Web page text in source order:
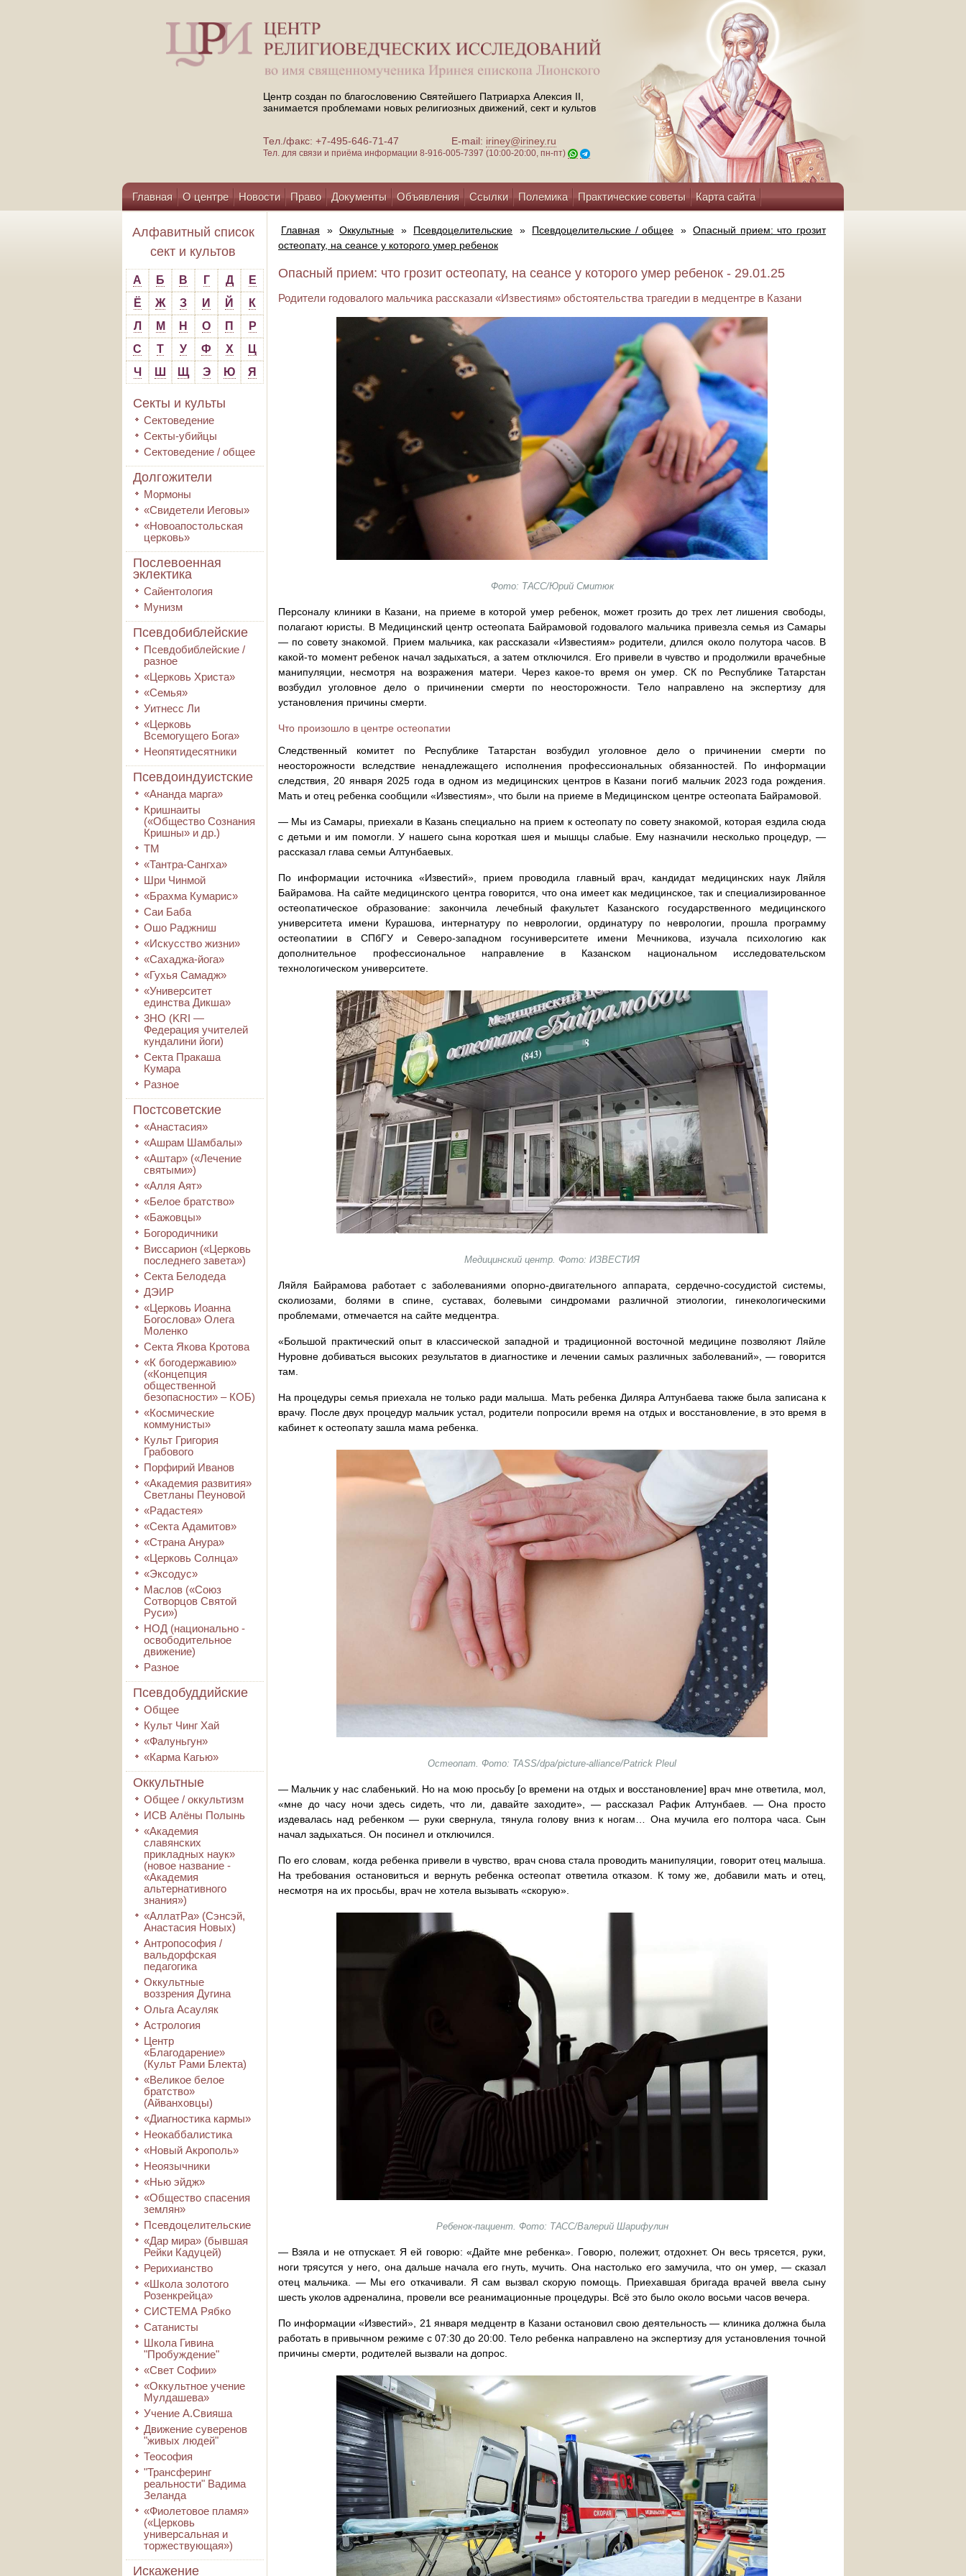
Центр создан по благословению Святейшего Патриарха Алексия II,
занимается проблемами новых религиозных движений, сект и культов
Тел./факс: +7-495-646-71-47 E-mail: iriney@iriney.ru
Тел. для связи и приёма информации 8-916-005-7397 (10:00-20:00, пн-пт)
Главная О центре Новости Право Документы Объявления Ссылки Полемика Практические советы Карта сайта
Помощь центру
Алфавитный список
сект и культов
А Б В Г Д
Е
Ё
Ж З И Й
К
Л
М Н О П
Р
С
Т У Ф Х
Ц
Ч
Ш Щ Э Ю Я
Секты и культы
Сектоведение
Секты-убийцы
Сектоведение / общее
Долгожители
Мормоны
«Свидетели Иеговы»
«Новоапостольская
церковь»
Послевоенная
эклектика
Сайентология
Мунизм
Псевдобиблейские
Псевдобиблейские /
разное
«Церковь Христа»
«Семья»
Уитнесс Ли
«Церковь
Всемогущего Бога»
Неопятидесятники
Псевдоиндуистские
«Ананда марга»
Кришнаиты
(«Общество Сознания
Кришны» и др.)
ТМ
«Тантра-Сангха»
Шри Чинмой
«Брахма Кумарис»
Саи Баба
Ошо Раджниш
«Искусство жизни»
«Сахаджа-йога»
«Гухья Самадж»
«Университет
единства Дикша»
3HO (KRI ―
Федерация учителей
кундалини йоги)
Секта Пракаша
Кумара
Разное
Постсоветские
«Анастасия»
«Ашрам Шамбалы»
«Аштар» («Лечение
святыми»)
«Алля Аят»
«Белое братство»
«Бажовцы»
Богородичники
Виссарион («Церковь
последнего завета»)
Секта Белодеда
ДЭИР
«Церковь Иоанна
Богослова» Олега
Моленко
Секта Якова Кротова
«К богодержавию»
(«Концепция
общественной
безопасности» – КОБ)
«Космические
коммунисты»
Культ Григория
Грабового
Порфирий Иванов
«Академия развития»
Светланы Пеуновой
«Радастея»
«Секта Адамитов»
«Страна Анура»
«Церковь Солнца»
«Эксодус»
Маслов («Союз
Сотворцов Святой
Руси»)
НОД (национально -
освободительное
движение)
Разное
Псевдобуддийские
Общее
Культ Чинг Хай
«Фалуньгун»
«Карма Кагью»
Оккультные
Общее / оккультизм
ИСВ Алёны Полынь
«Академия
славянских
прикладных наук»
(новое название -
«Академия
альтернативного
знания»)
«АллатРа» (Сэнсэй,
Анастасия Новых)
Антропософия /
вальдорфская
педагогика
Оккультные
воззрения Дугина
Ольга Асауляк
Астрология
Центр
«Благодарение»
(Культ Рами Блекта)
«Великое белое
братство»
(Айванховцы)
«Диагностика кармы»
Неокаббалистика
«Новый Акрополь»
Неоязычники
«Нью эйдж»
«Общество спасения
землян»
Псевдоцелительские
«Дар мира» (бывшая
Рейки Кадуцей)
Рерихианство
«Школа золотого
Розенкрейца»
СИСТЕМА Рябко
Сатанисты
Школа Гивина
"Пробуждение"
«Свет Софии»
«Оккультное учение
Мулдашева»
Учение А.Свияша
Движение суверенов
"живых людей"
Теософия
"Трансферинг
реальности" Вадима
Зеланда
«Фиолетовое пламя»
(«Церковь
универсальная и
торжествующая»)
Искажение
Главная » Оккультные » Псевдоцелительские » Псевдоцелительские / общее » Опасный прием: что грозит
остеопату, на сеансе у которого умер ребенок
Опасный прием: что грозит остеопату, на сеансе у которого умер ребенок - 29.01.25
Родители годовалого мальчика рассказали «Известиям» обстоятельства трагедии в медцентре в Казани
Фото: ТАСС/Юрий Смитюк
Персоналу клиники в Казани, на приеме в которой умер ребенок, может грозить до трех лет лишения свободы,
полагают юристы. В Медицинский центр остеопата Байрамовой годовалого мальчика привезла семья из Самары
— по совету знакомой. Прием мальчика, как рассказали «Известиям» родители, длился около полутора часов. В
какой-то момент ребенок начал задыхаться, а затем отключился. Его привели в чувство и продолжили врачебные
манипуляции, несмотря на возражения матери. Через какое-то время он умер. СК по Республике Татарстан
возбудил уголовное дело о причинении смерти по неосторожности. Тело направлено на экспертизу для
установления причины смерти.
Что произошло в центре остеопатии
Следственный комитет по Республике Татарстан возбудил уголовное дело о причинении смерти по
неосторожности вследствие ненадлежащего исполнения профессиональных обязанностей. По информации
следствия, 20 января 2025 года в одном из медицинских центров в Казани погиб мальчик 2023 года рождения.
Мать и отец ребенка сообщили «Известиям», что были на приеме в Медицинском центре остеопата Байрамовой.
— Мы из Самары, приехали в Казань специально на прием к остеопату по совету знакомой, которая ездила сюда
с детьми и им помогли. У нашего сына короткая шея и мышцы слабые. Ему назначили несколько процедур, —
рассказал глава семьи Алтунбаевых.
По информации источника «Известий», прием проводила главный врач, кандидат медицинских наук Ляйля
Байрамова. На сайте медицинского центра говорится, что она имеет как медицинское, так и специализированное
остеопатическое образование: закончила лечебный факультет Казанского государственного медицинского
университета имени Курашова, интернатуру по неврологии, ординатуру по неврологии, прошла программу
остеопатиии в СПбГУ и Северо-западном госуниверситете имени Мечникова, изучала психологию как
дополнительное профессиональное направление в Казанском национальном исследовательском
технологическом университете.
Медицинский центр. Фото: ИЗВЕСТИЯ
Ляйля Байрамова работает с заболеваниями опорно-двигательного аппарата, сердечно-сосудистой системы,
сколиозами, болями в спине, суставах, болевыми синдромами различной этиологии, гинекологическими
проблемами, отмечается на сайте медцентра.
«Большой практический опыт в классической западной и традиционной восточной медицине позволяют Ляйле
Нуровне добиваться высоких результатов в диагностике и лечении самых различных заболеваний», — говорится
там.
На процедуры семья приехала не только ради малыша. Мать ребенка Диляра Алтунбаева также была записана к
врачу. После двух процедур мальчик устал, родители попросили время на отдых и восстановление, в это время в
кабинет к остеопату зашла мама ребенка.
Остеопат. Фото: TASS/dpa/picture-alliance/Patrick Pleul
— Мальчик у нас слабенький. Но на мою просьбу [о времени на отдых и восстановление] врач мне ответила, мол,
«мне до часу ночи здесь сидеть, что ли, давайте заходите», — рассказал Рафик Алтунбаев. — Она просто
издевалась над ребенком — руки свернула, тянула голову вниз к ногам… Она мучила его полтора часа. Сын
начал задыхаться. Он посинел и отключился.
По его словам, когда ребенка привели в чувство, врач снова стала проводить манипуляции, говорит отец малыша.
На требования остановиться и вернуть ребенка остеопат ответила отказом. К тому же, добавили мать и отец,
несмотря на их просьбы, врач не хотела вызывать «скорую».
Ребенок-пациент. Фото: ТАСС/Валерий Шарифулин
— Взяла и не отпускает. Я ей говорю: «Дайте мне ребенка». Говорю, полежит, отдохнет. Он весь трясется, руки,
ноги трясутся у него, она дальше начала его гнуть, мучить. Она настолько его замучила, что он умер, — сказал
отец мальчика. — Мы его откачивали. Я сам вызвал скорую помощь. Приехавшая бригада врачей ввела сыну
шесть уколов адреналина, провели все реанимационные процедуры. Всё это было около восьми часов вечера.
По информации «Известий», 21 января медцентр в Казани остановил свою деятельность — клиника должна была
работать в привычном режиме с 07:30 до 20:00. Тело ребенка направлено на экспертизу для установления точной
причины смерти, родителей вызвали на допрос.